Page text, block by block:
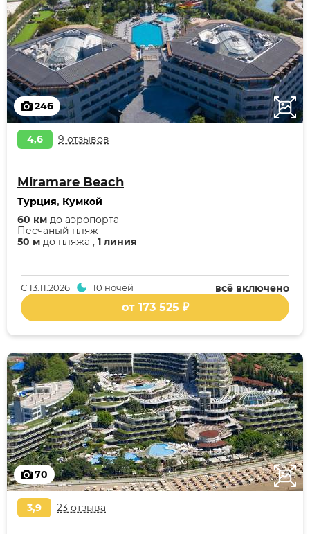
246
4,6 9 отзывов
Miramare Beach
Турция, Кумкой
50 м до пляжа , 1 линия
Песчаный пляж
60 км до аэропорта
всё включено
С13.11.2026 10 ночей
от 173 525 ₽
70
3,9 23 отзыва